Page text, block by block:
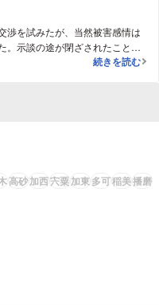
渉を試みたが、当然被害感情は
。示談の途が閉ざされたこと
た。単身生活だったが、起訴後
め、依存症脱却支援機関へ弁護
ンセリングのため定期的に通所
ついて証言いただきました。
実刑濃厚の覚
続きを読む
高砂加西宍粟加東多可稲美播磨